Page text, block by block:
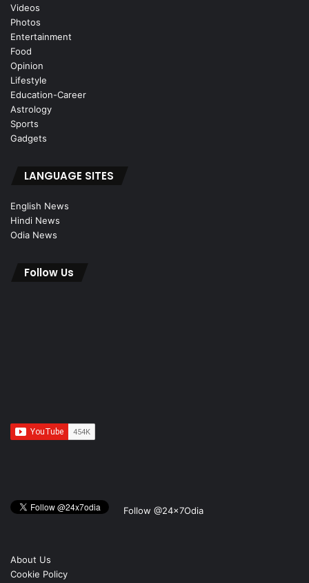
Videos
Photos
Entertainment
Food
Opinion
Lifestyle
Education-Career
Astrology
Sports
Gadgets
LANGUAGE SITES
English News
Hindi News
Odia News
Follow Us
Follow @24x7Odia
About Us
Cookie Policy